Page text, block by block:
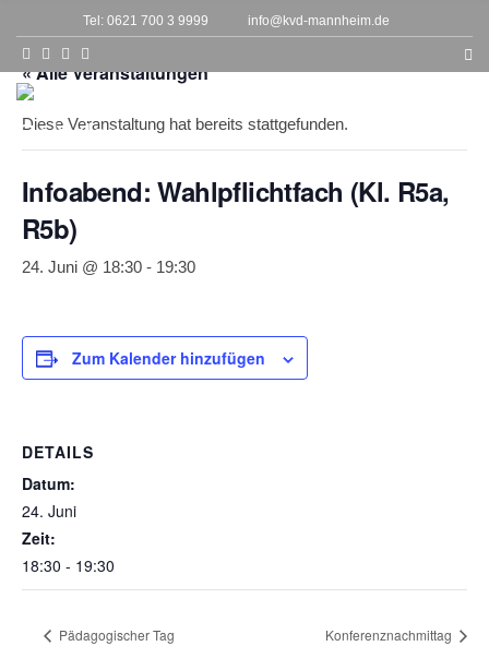
Tel: 0621 700 3 9999 info@kvd-mannheim.de
o
r
:« Alle Veranstaltungen
Diese Veranstaltung hat bereits stattgefunden.
Infoabend: Wahlpflichtfach (Kl. R5a,
R5b)
24. Juni @ 18:30 - 19:30
Zum Kalender hinzufügen
DETAILS
Datum:
24. Juni
Zeit:
18:30 - 19:30
Pädagogischer Tag Konferenznachmittag